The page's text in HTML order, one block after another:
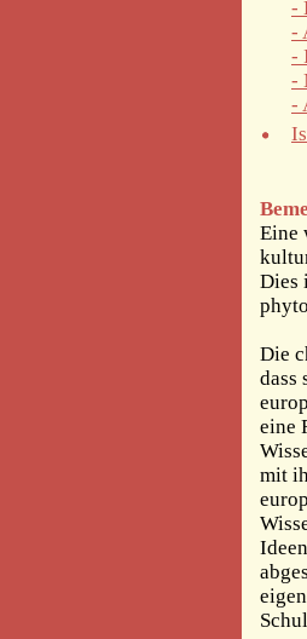
-
-
-
-
-
Eine
Dies
Die
dass
eine
mit